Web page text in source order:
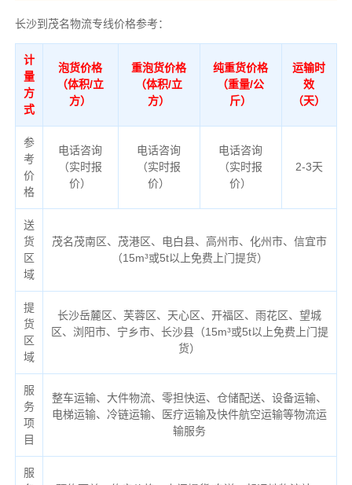
长沙到茂名物流专线价格参考：
计
量
方
式
泡货价格
（体积/立
方）
重泡货价格
（体积/立
方）
纯重货价格
（重量/公
斤）
运输时
效
（天）
参
考
价
格
电话咨询
（实时报
价）
电话咨询
（实时报
价）
电话咨询
（实时报
价）
2-3天
送
货
区
域
茂名茂南区、茂港区、电白县、高州市、化州市、信宜市
（15m³或5t以上免费上门提货）
提
货
区
域
长沙岳麓区、芙蓉区、天心区、开福区、雨花区、望城
区、浏阳市、宁乡市、长沙县（15m³或5t以上免费上门提
货）
服
务
项
目
整车运输、大件物流、零担快运、仓储配送、设备运输、
电梯运输、冷链运输、医疗运输及快件航空运输等物流运
输服务
服